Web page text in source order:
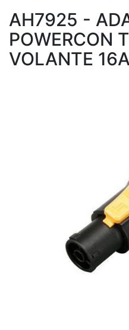
AH7925 -
POWERCON
VOLANTE 16A